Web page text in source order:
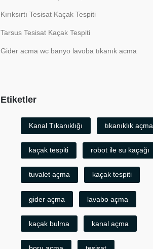
Kırıksırtı Tesisat Kaçak Tespiti
Tarsus Tesisat Kaçak Tespiti
Gider acma wc banyo lavoba tıkanık acma
Etiketler
Kanal Tıkanıklığı tıkanıklık açma
kaçak tespiti robot ile su kaçağı
tuvalet açma kaçak tespiti
gider açma lavabo açma
kaçak bulma kanal açma